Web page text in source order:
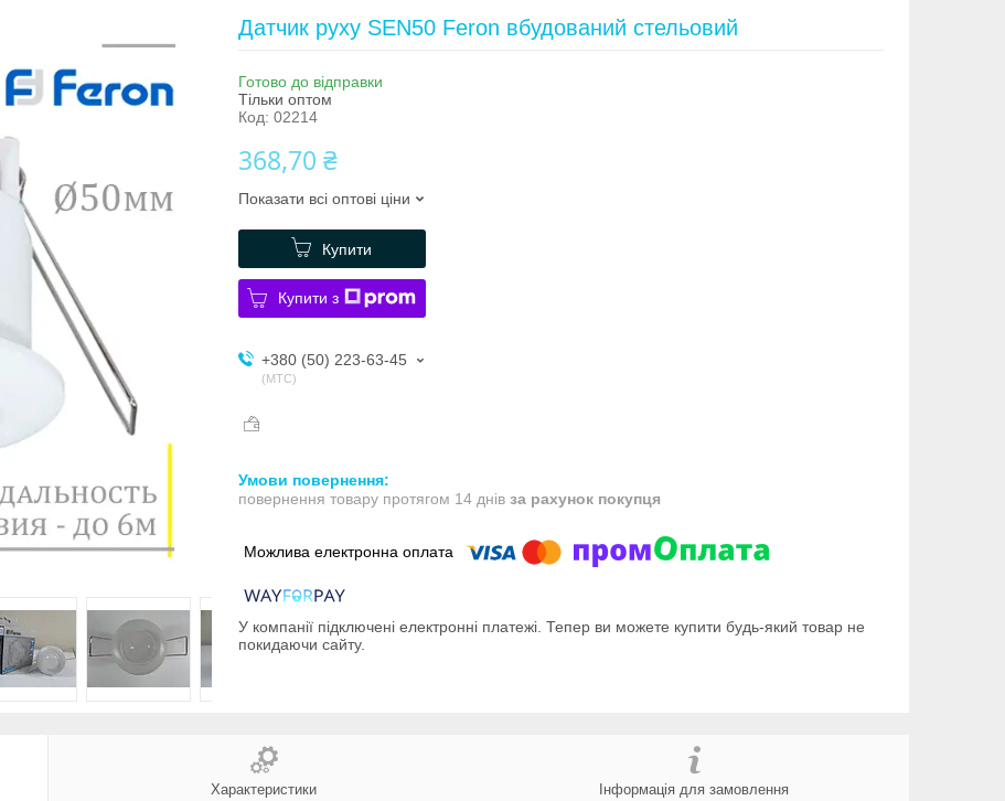
Датчик руху SEN50 Feron вбудований стельовий
Готово до відправки
Тільки оптом
Код: 02214
368,70 ₴
Показати всі оптові ціни
Купити
Купити з
+380 (50) 223-63-45
МТС
повернення товару протягом 14 днів за рахунок покупця
У компанії підключені електронні платежі. Тепер ви можете купити будь-який товар не
покидаючи сайту.
Характеристики Інформація для замовлення